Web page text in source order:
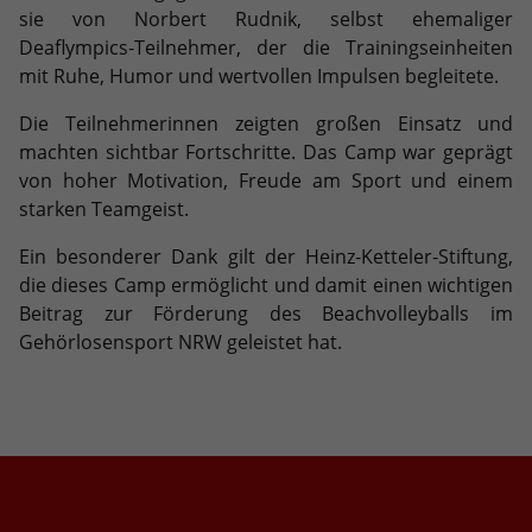
sie von Norbert Rudnik, selbst ehemaliger
Deaflympics‑Teilnehmer, der die Trainingseinheiten
mit Ruhe, Humor und wertvollen Impulsen begleitete.
Die Teilnehmerinnen zeigten großen Einsatz und
machten sichtbar Fortschritte. Das Camp war geprägt
von hoher Motivation, Freude am Sport und einem
starken Teamgeist.
Ein besonderer Dank gilt der Heinz‑Ketteler‑Stiftung,
die dieses Camp ermöglicht und damit einen wichtigen
Beitrag zur Förderung des Beachvolleyballs im
Gehörlosensport NRW geleistet hat.
Zweck
eines Benutzer-Logins die Session-ID.
So kann der eingeloggte Benutzer
wiedererkannt werden und es wird ihm
Zugang zu geschützten Bereichen
gewährt.
Zweck
Analysebericht der Website zu
verfolgen. Die Cookies speichern
Informationen anonym und weisen eine
eindeutige Besucher zu identifizieren.
Name _gid
Anbieter Google Analytics
Laufzeit 1 Tag
Dieses Cookie wird von Google Analytics
nutzen, und hilft bei der Erstellung